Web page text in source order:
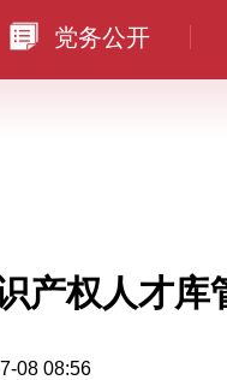
党务公开
产权人才库
08:56